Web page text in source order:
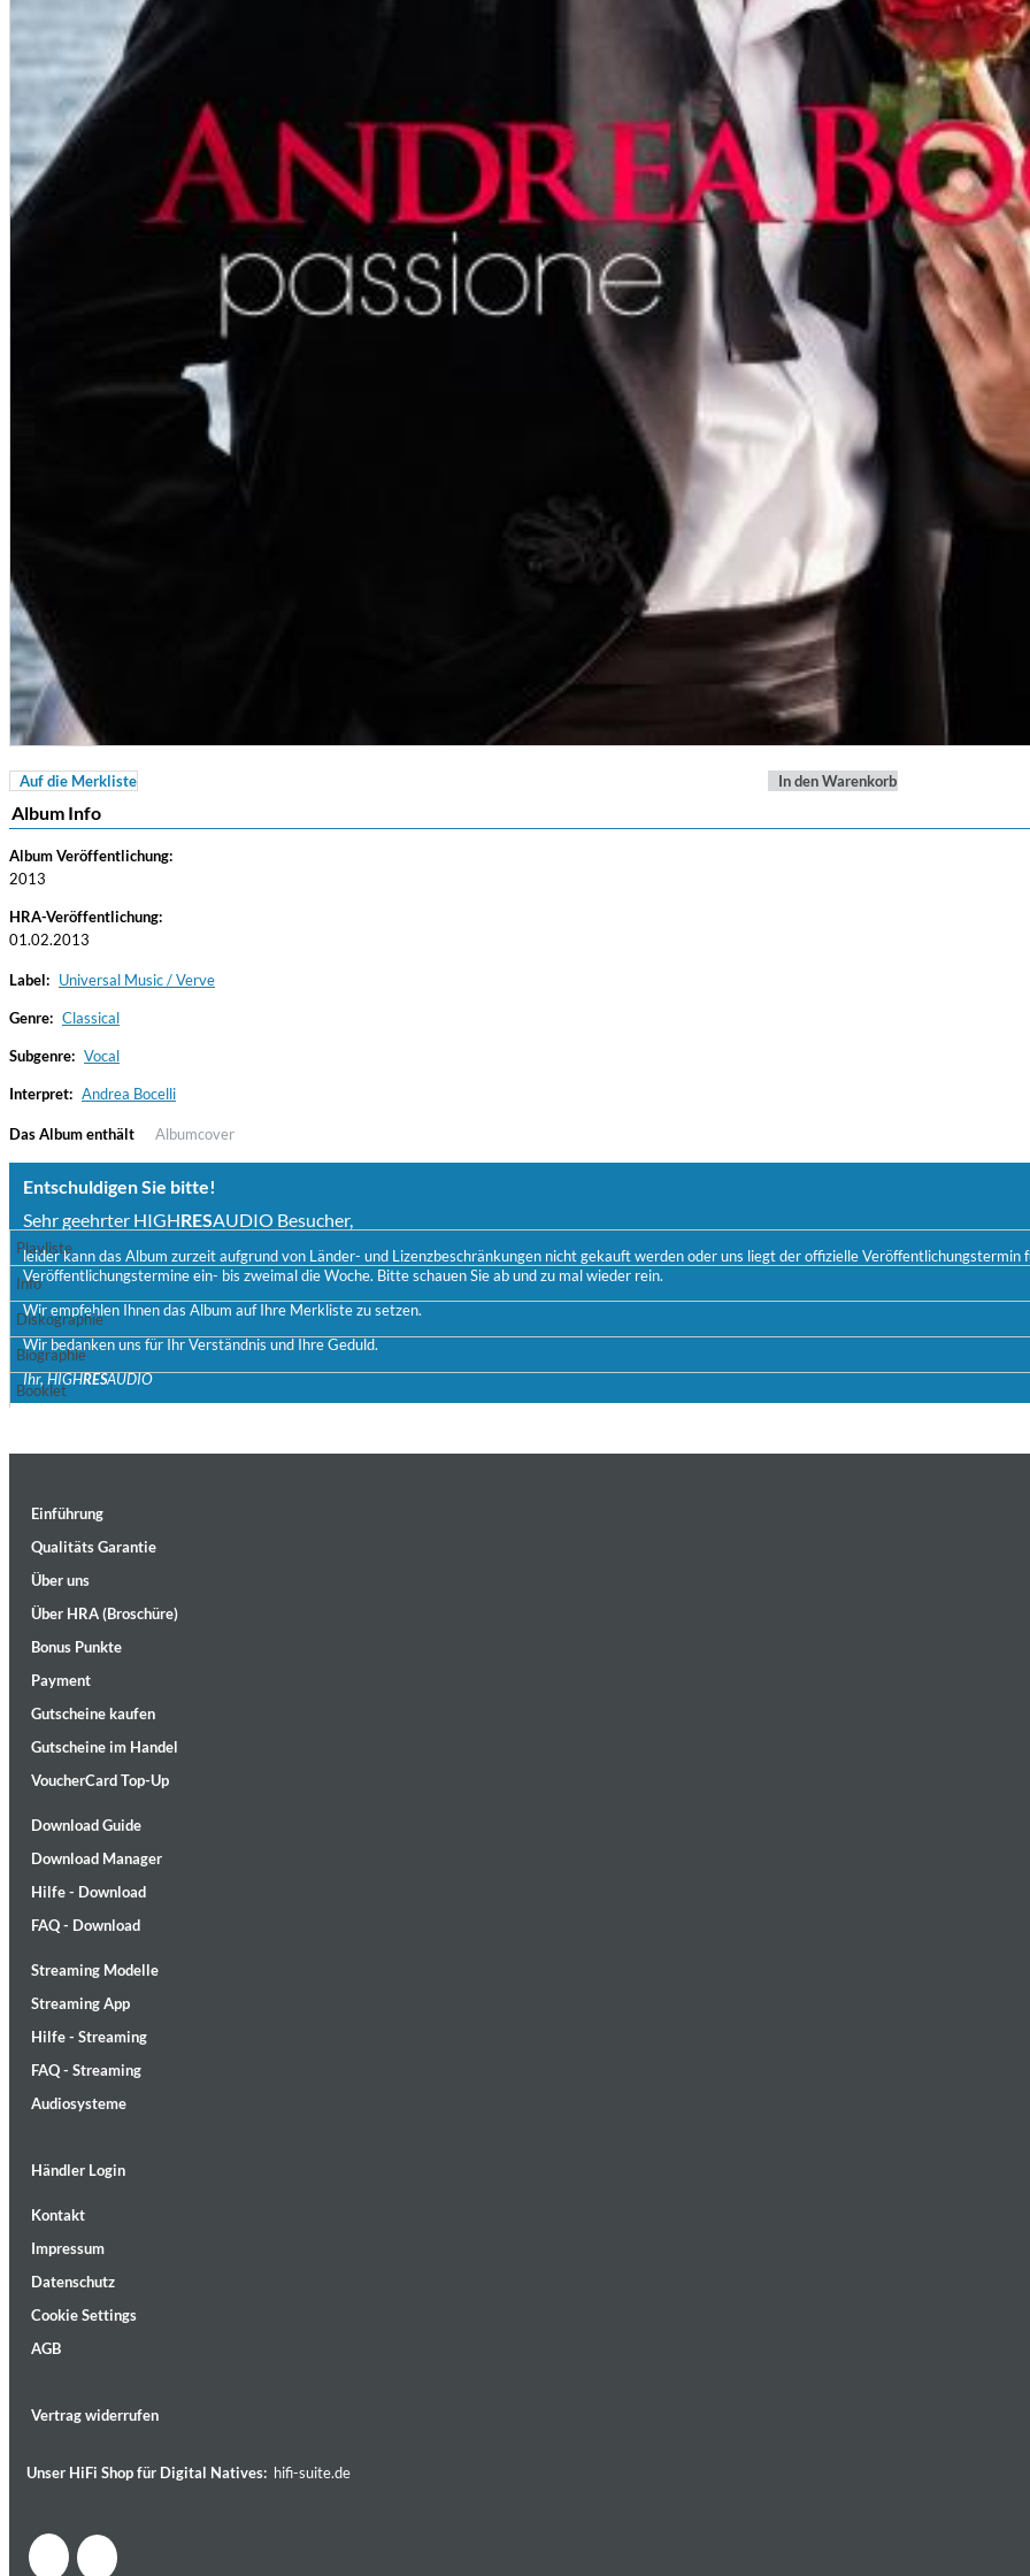
Big Band Bossa Nova (Remastered)
Cindy Blackman Santana
Convergence (Reference Edition)
Malia, Boris Blank
Genre:
Maximum Swing: The Unissued 1965 Half Note Recordings (Stereo Remastered)
Wes Montgomery, Wynton Kelly Trio
Tsuyoshi Yamamoto Trio
Genre:Jazz
Auf die Merkliste In den Warenkorb
Album Info
Album Veröffentlichung:
2013
HRA-Veröffentlichung:
01.02.2013
Label: Universal Music / Verve
Genre: Classical
Subgenre: Vocal
Interpret: Andrea Bocelli
Das Album enthält Albumcover
Entschuldigen Sie bitte!
Sehr geehrter HIGHRESAUDIO Besucher,
leider kann das Album zurzeit aufgrund von Länder- und Lizenzbeschränkungen nicht gekauft werden oder uns liegt der offizielle
Veröffentlichungstermine ein- bis zweimal die Woche. Bitte schauen Sie ab und zu mal wieder rein.
Wir empfehlen Ihnen das Album auf Ihre Merkliste zu setzen.
Wir bedanken uns für Ihr Verständnis und Ihre Geduld.
Ihr, HIGHRESAUDIO
Playliste
Info
Diskographie
Biographie
Booklet
Einführung
Qualitäts Garantie
Über uns
Über HRA (Broschüre)
Bonus Punkte
Payment
Gutscheine kaufen
Gutscheine im Handel
VoucherCard Top-Up
Download Guide
Download Manager
Hilfe - Download
FAQ - Download
Streaming Modelle
Streaming App
Hilfe - Streaming
FAQ - Streaming
Audiosysteme
Händler Login
Kontakt
Impressum
Datenschutz
Cookie Settings
AGB
Vertrag widerrufen
Unser HiFi Shop für Digital Natives: hifi-suite.de